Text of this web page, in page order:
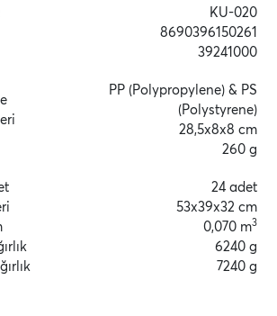
KU-020
8690396150261
39241000
PP (Polypropylene) & PS
(Polystyrene)
28,5x8x8 cm
260 g
24 adet
53x39x32 cm
0,070 m3
6240 g
7240 g